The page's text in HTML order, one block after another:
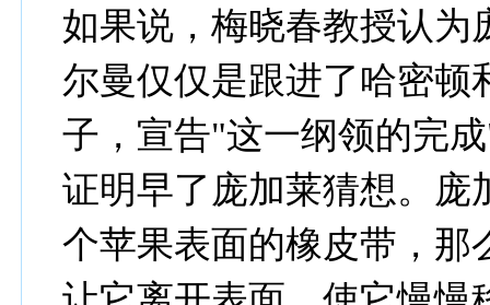
如果说，梅晓春教授认为
尔曼仅仅是跟进了哈密顿
子，宣告"这一纲领的完
证明早了庞加莱猜想。庞
个苹果表面的橡皮带，那